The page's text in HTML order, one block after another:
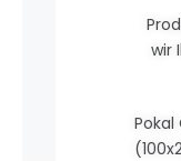
wir
Pokal